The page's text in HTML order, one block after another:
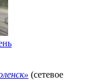
(сетевое